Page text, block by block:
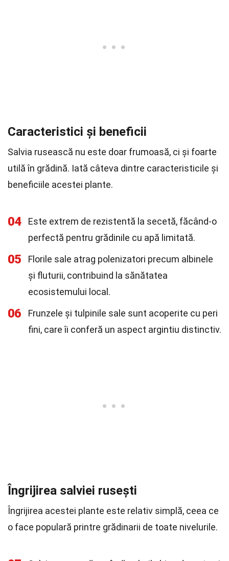
Caracteristici și beneficii
Salvia rusească nu este doar frumoasă, ci și foarte
utilă în grădină. Iată câteva dintre caracteristicile și
beneficiile acestei plante.
04
Este extrem de rezistentă la secetă, făcând-o
perfectă pentru grădinile cu apă limitată.
05
Florile sale atrag polenizatori precum albinele
și fluturii, contribuind la sănătatea
ecosistemului local.
06
Frunzele și tulpinile sale sunt acoperite cu peri
fini, care îi conferă un aspect argintiu distinctiv.
Îngrijirea salviei rusești
Îngrijirea acestei plante este relativ simplă, ceea ce
o face populară printre grădinarii de toate nivelurile.